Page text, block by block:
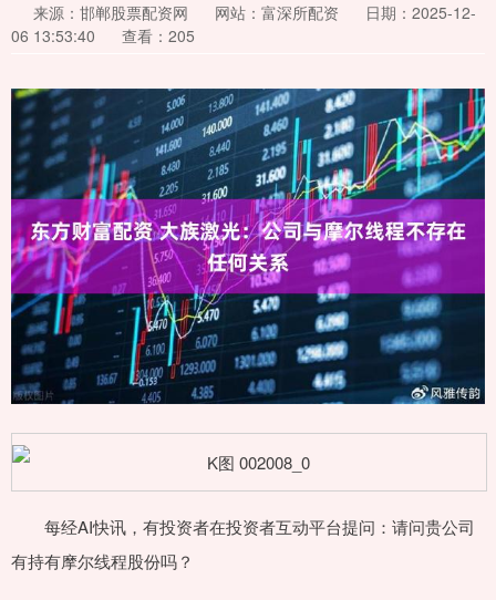
来源：邯郸股票配资网 网站：富深所配资
日期：2025-12-
06 13:53:40
查看：205
每经AI快讯，有投资者在投资者互动平台提问：请问贵公司
有持有摩尔线程股份吗？